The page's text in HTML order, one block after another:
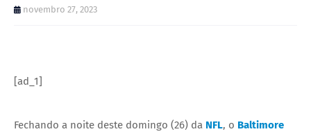
novembro 27, 2023
[ad_1]
Fechando a noite deste domingo (26) da NFL, o Baltimore